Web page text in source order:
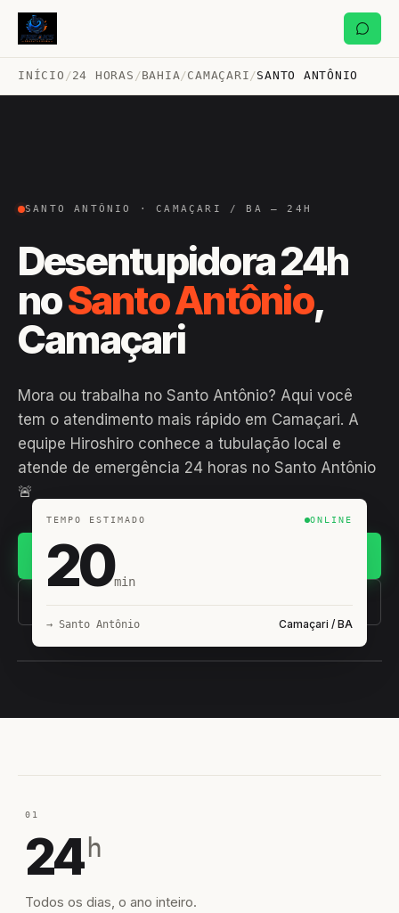
INÍCIO /24 HORAS /BAHIA/CAMAÇARI /SANTO ANTÔNIO
SANTO ANTÔNIO · CAMAÇARI / BA — 24H
Desentupidora 24h
noSanto Antônio,
Camaçari
Mora ou trabalha no Santo Antônio? Aqui você
tem o atendimento mais rápido em Camaçari. A
equipe Hiroshiro conhece a tubulação local e
atende de emergência 24 horas no Santo Antônio
🚨
(11) 93407-8838
TEMPO ESTIMADO ONLINE
20min
→ Santo Antônio Camaçari / BA
01
24 h
Todos os dias, o ano inteiro.